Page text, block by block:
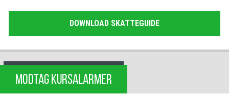
DOWNLOAD SKATTEGUIDE
MODTAG KURSALARMER